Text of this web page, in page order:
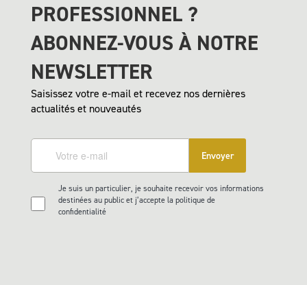
PROFESSIONNEL ?
ABONNEZ-VOUS À NOTRE
NEWSLETTER
Saisissez votre e-mail et recevez nos dernières
actualités et nouveautés
Envoyer
Je suis un particulier, je souhaite recevoir vos informations
destinées au public et j’accepte la politique de
confidentialité